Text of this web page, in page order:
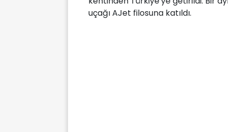
uçağı AJet filosuna katıldı.